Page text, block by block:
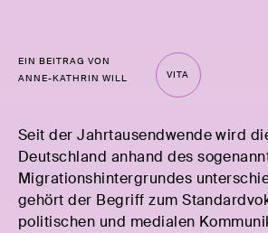
EIN BEITRAG VON
ANNE-KATHRIN WILL
VITA
Seit der Jahrtausendwende wird
Deutschland anhand des
Migrationshintergrundes
gehört der Begriff zum
politischen und medialen